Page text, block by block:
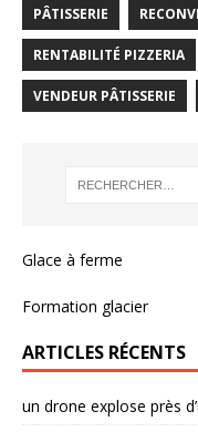
PÂTISSERIE
RENTABILITÉ PIZZERIA
VENDEUR PÂTISSERIE
Glace à ferme
Formation glacier
ARTICLES RÉCENTS
un drone explose près